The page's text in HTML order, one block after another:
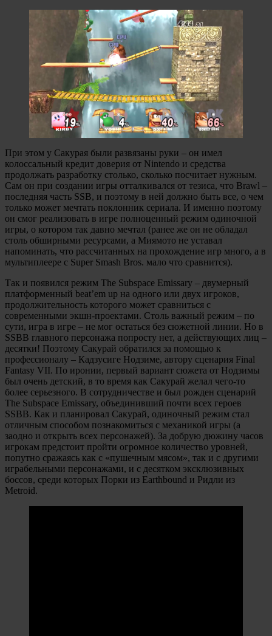
При этом у Сакурая были развязаны руки – он имел
колоссальный кредит доверия от Nintendo и средства
продолжать разработку столько, сколько посчитает нужным.
Сам он при создании игры отталкивался от тезиса, что Brawl –
последняя часть SSB, и поэтому в ней должно быть все, о чем
только может мечтать поклонник сериала. И именно поэтому
он смог реализовать в игре полноценный режим одиночной
игры, о котором так давно мечтал (ранее же он не обладал
столь обширными ресурсами, а Миямото не уставал
напоминать, что рассчитанных на прохождение игр много, а в
мультиплеере с Super Smash Bros. мало что сравнится).
Так и появился режим The Subspace Emissary – двумерный
платформенный beat’em up на одного или двух игроков,
продолжительность которого может сравниться с
современными экшн-проектами. Столь важный режим – по
сути, игра в игре – не мог остаться без сюжетной линии. Но в
SSBB главного персонажа попросту нет, а действующих лиц –
десятки! Поэтому Сакурай обратился за помощью к
профессионалу – Кадзусиге Нодзиме, автору сценария Final
Fantasy VII. По иронии, первый вариант сюжета от Нодзимы
был очень детский, в то время как Сакурай желал чего-то
более серьезного. В сотрудничестве и был рожден сценарий
The Subspace Emissary, объединивший почти всех героев
SSBB. Как и планировал Сакурай, одиночный режим стал
отличным способом познакомиться с механикой игры (а
заодно и открыть всех персонажей). За добрую дюжину часов
игрокам предстоит пройти огромное количество уровней,
попутно сражаясь как с «пушечным мясом», так и с другими
играбельными персонажами, и с десятком эксклюзивных
боссов, среди которых Порки из Earthbound и Ридли из
Metroid.